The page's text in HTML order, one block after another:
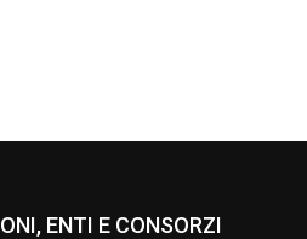
ENTI E CONSORZI